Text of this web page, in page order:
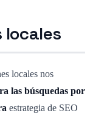
locales
locales nos
las búsquedas por
estrategia de SEO